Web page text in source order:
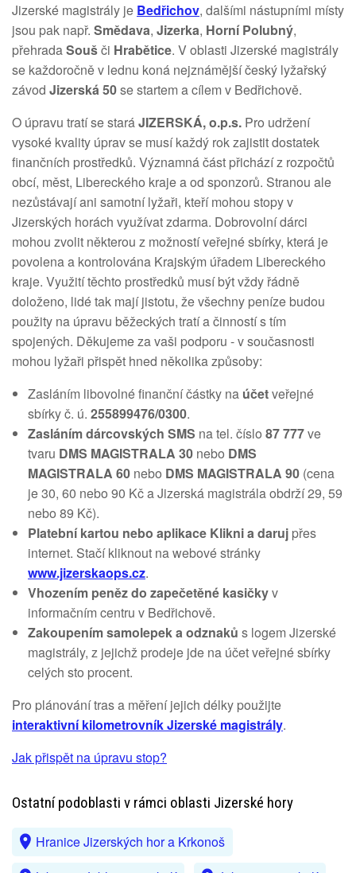
Jizerské magistrály je Bedřichov, dalšími nástupními místy
jsou pak např. Smědava, Jizerka, Horní Polubný,
přehradaSoušči Hrabětice. V oblasti Jizerské magistrály
se každoročně v lednu koná nejznámější český lyžařský
závod Jizerská 50se startem a cílem v Bedřichově.
O úpravu tratí se staráJIZERSKÁ, o.p.s. Pro udržení
vysoké kvality úprav se musí každý rok zajistit dostatek
finančních prostředků. Významná část přichází z rozpočtů
obcí, měst, Libereckého kraje a od sponzorů. Stranou ale
nezůstávají ani samotní lyžaři, kteří mohou stopy v
Jizerských horách využívat zdarma. Dobrovolní dárci
mohou zvolit některou z možností veřejné sbírky, která je
povolena a kontrolována Krajským úřadem Libereckého
kraje. Využití těchto prostředků musí být vždy řádně
doloženo, lidé tak mají jistotu, že všechny peníze budou
použity na úpravu běžeckých tratí a činností s tím
spojených. Děkujeme za vaši podporu - v současnosti
mohou lyžaři přispět hned několika způsoby:
Zasláním libovolné finanční částky na účetveřejné
sbírky č. ú. 255899476/0300.
Zasláním dárcovských SMS na tel. číslo 87 777ve
tvaru DMS MAGISTRALA 30 nebo DMS
MAGISTRALA 60 nebo DMS MAGISTRALA 90 (cena
je 30, 60 nebo 90 Kč a Jizerská magistrála obdrží 29, 59
nebo 89 Kč).
Platební kartou nebo aplikace Klikni a daruj přes
internet. Stačí kliknout na webové stránky
www.jizerskaops.cz.
Vhozením peněz do zapečetěné kasičkyv
informačním centru v Bedřichově.
Zakoupením samolepek a odznaků s logem Jizerské
magistrály, z jejichž prodeje jde na účet veřejné sbírky
celých sto procent.
Pro plánování tras a měření jejich délky použijte
interaktivní kilometrovník Jizerské magistrály.
Jak přispět na úpravu stop?
Ostatní podoblasti v rámci oblasti Jizerské hory
Hranice Jizerských hor a Krkonoš